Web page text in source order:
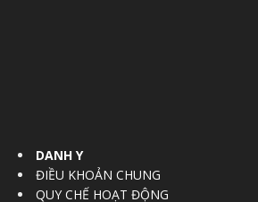
DANH Y
ĐIỀU KHOẢN CHUNG
QUY CHẾ HOẠT ĐỘNG